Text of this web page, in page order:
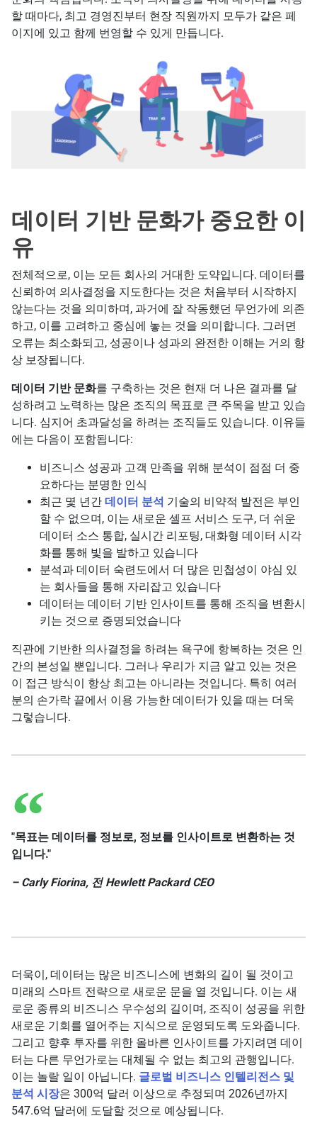
할 때마다, 최고 경영진부터 현장 직원까지 모두가 같은 페
이지에 있고 함께 번영할 수 있게 만듭니다.
데이터 기반 문화가 중요한 이
유
전체적으로, 이는 모든 회사의 거대한 도약입니다. 데이터를
신뢰하여 의사결정을 지도한다는 것은 처음부터 시작하지
않는다는 것을 의미하며, 과거에 잘 작동했던 무언가에 의존
하고, 이를 고려하고 중심에 놓는 것을 의미합니다. 그러면
오류는 최소화되고, 성공이나 성과의 완전한 이해는 거의 항
상 보장됩니다.
데이터 기반 문화를 구축하는 것은 현재 더 나은 결과를 달
성하려고 노력하는 많은 조직의 목표로 큰 주목을 받고 있습
니다. 심지어 초과달성을 하려는 조직들도 있습니다. 이유들
에는 다음이 포함됩니다:
비즈니스 성공과 고객 만족을 위해 분석이 점점 더 중
요하다는 분명한 인식
최근 몇 년간 데이터 분석 기술의 비약적 발전은 부인
할 수 없으며, 이는 새로운 셀프 서비스 도구, 더 쉬운
데이터 소스 통합, 실시간 리포팅, 대화형 데이터 시각
화를 통해 빛을 발하고 있습니다
분석과 데이터 숙련도에서 더 많은 민첩성이 야심 있
는 회사들을 통해 자리잡고 있습니다
데이터는 데이터 기반 인사이트를 통해 조직을 변환시
키는 것으로 증명되었습니다
직관에 기반한 의사결정을 하려는 욕구에 항복하는 것은 인
간의 본성일 뿐입니다. 그러나 우리가 지금 알고 있는 것은
이 접근 방식이 항상 최고는 아니라는 것입니다. 특히 여러
분의 손가락 끝에서 이용 가능한 데이터가 있을 때는 더욱
그렇습니다.
"목표는 데이터를 정보로, 정보를 인사이트로 변환하는 것
입니다."
– Carly Fiorina, 전 Hewlett Packard CEO
더욱이, 데이터는 많은 비즈니스에 변화의 길이 될 것이고
미래의 스마트 전략으로 새로운 문을 열 것입니다. 이는 새
로운 종류의 비즈니스 우수성의 길이며, 조직이 성공을 위한
새로운 기회를 열어주는 지식으로 운영되도록 도와줍니다.
그리고 향후 투자를 위한 올바른 인사이트를 가지려면 데이
터는 다른 무언가로는 대체될 수 없는 최고의 관행입니다.
이는 놀랄 일이 아닙니다. 글로벌 비즈니스 인텔리전스 및
분석 시장은 300억 달러 이상으로 추정되며 2026년까지
547.6억 달러에 도달할 것으로 예상됩니다.